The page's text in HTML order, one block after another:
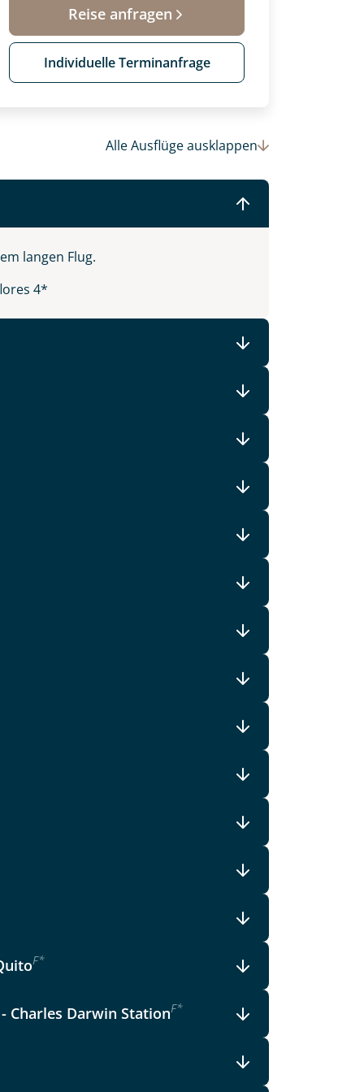
Reise anfragen
Individuelle Terminanfrage
Alle Ausflügeausklappen
langen Flug.
4*
F*
Charles Darwin StationF*
Wunschtermine für die Reise
gestalten wir Ihre